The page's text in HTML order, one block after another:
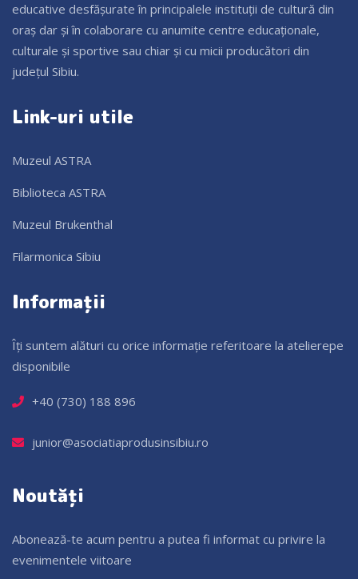
educative desfășurate în principalele instituții de cultură din
oraș dar și în colaborare cu anumite centre educaționale,
culturale și sportive sau chiar și cu micii producători din
județul Sibiu.
Link-uri utile
Muzeul ASTRA
Biblioteca ASTRA
Muzeul Brukenthal
Filarmonica Sibiu
Informații
Îți suntem alături cu orice informație referitoare la atelierepe
disponibile
+40 (730) 188 896
junior@asociatiaprodusinsibiu.ro
Noutăți
Abonează-te acum pentru a putea fi informat cu privire la
evenimentele viitoare